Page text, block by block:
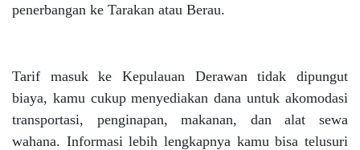
penerbangan ke Tarakan atau Berau.
Tarif masuk ke Kepulauan Derawan tidak dipungut
biaya, kamu cukup menyediakan dana untuk akomodasi
transportasi, penginapan, makanan, dan alat sewa
wahana. Informasi lebih lengkapnya kamu bisa telusuri